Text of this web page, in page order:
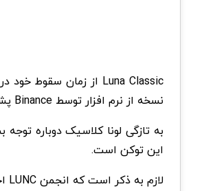
نسخه از نرم افزار توسط Binance پشتیبانی می‌شود.
به تازگی لونا کلاسیک دوباره
این توکن است.
لازم به ذکر است که انجمن LUNC اخیراً بیش از 12 میلیون توکن را سوزانده است که تأثیر بسیار زیادی در افزایش 6 درصدی قیمت این توکن در 9 ژانویه داشت.